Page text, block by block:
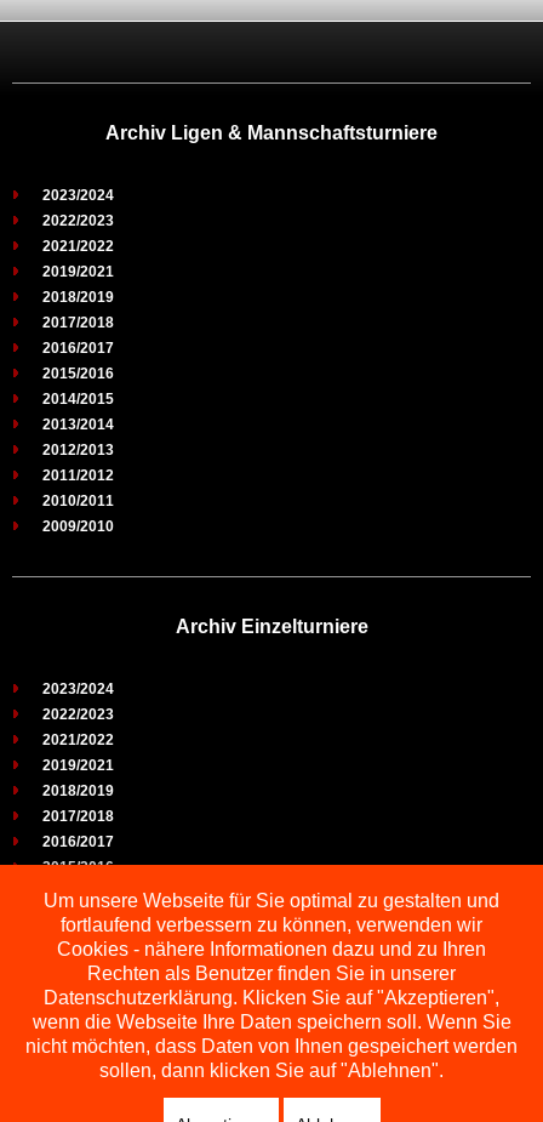
Archiv Ligen & Mannschaftsturniere
2023/2024
2022/2023
2021/2022
2019/2021
2018/2019
2017/2018
2016/2017
2015/2016
2014/2015
2013/2014
2012/2013
2011/2012
2010/2011
2009/2010
Archiv Einzelturniere
2023/2024
2022/2023
2021/2022
2019/2021
2018/2019
2017/2018
2016/2017
2015/2016
2014/2015
2013/2014
2012/2013
2011/2012
2010/2011
2009/2010
Um unsere Webseite für Sie optimal zu gestalten und
fortlaufend verbessern zu können, verwenden wir
Cookies - nähere Informationen dazu und zu Ihren
Rechten als Benutzer finden Sie in unserer
Datenschutzerklärung. Klicken Sie auf "Akzeptieren",
wenn die Webseite Ihre Daten speichern soll. Wenn Sie
nicht möchten, dass Daten von Ihnen gespeichert werden
sollen, dann klicken Sie auf "Ablehnen".